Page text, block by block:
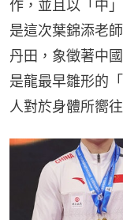
作，並且以「中
是這次葉錦添老
丹田，象徵著中
是龍最早雛形的
人對於身體所嚮